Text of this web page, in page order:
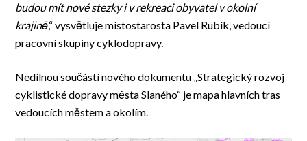
budou mít nové stezky i v rekreaci obyvatel v okolní
krajině,“ vysvětluje místostarosta Pavel Rubík, vedoucí
pracovní skupiny cyklodopravy.
Nedílnou součástí nového dokumentu „Strategický rozvoj
cyklistické dopravy města Slaného“ je mapa hlavních tras
vedoucích městem a okolím.